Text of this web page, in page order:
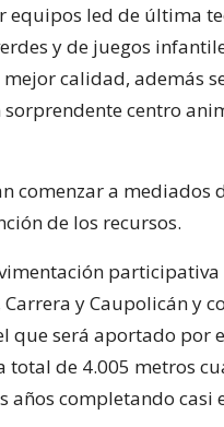
equipos led de última
y de juegos
calidad, además
sorprendente centro
comenzar a mediados
de los recursos.
Carrera y Caupolicán y
que será aportado por
total de 4.005 metros
años completando